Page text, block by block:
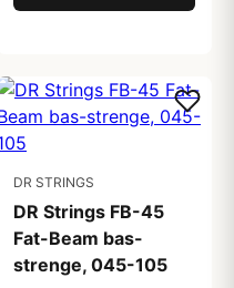
DR STRINGS
DR Strings FB-45
Fat-Beam bas-
strenge, 045-105